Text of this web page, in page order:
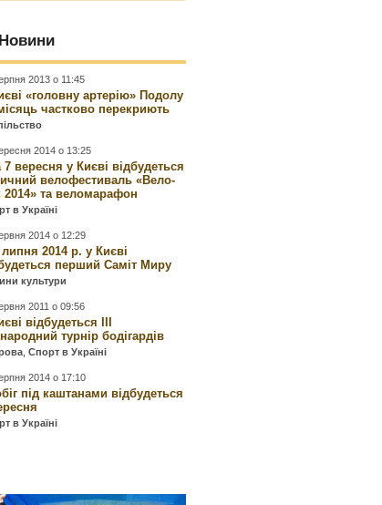
2013 о 11:45
«головну артерію» Подолу
частково перекриють
2014 о 13:25
7 вересня у Києві відбудеться
велофестиваль «Вело-
2014» та веломарафон
в Україні
2014 о 12:29
липня 2014 р. у Києві
перший Саміт Миру
культури
2011 о 09:56
відбудеться ІІІ
турнір бодігардів
,Спорт в Україні
2014 о 17:10
під каштанами відбудеться
в Україні